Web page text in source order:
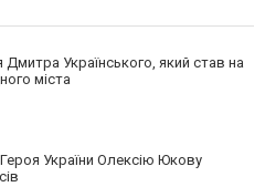
Дмитра Українського, який став на
міста
України Олексію Юкову